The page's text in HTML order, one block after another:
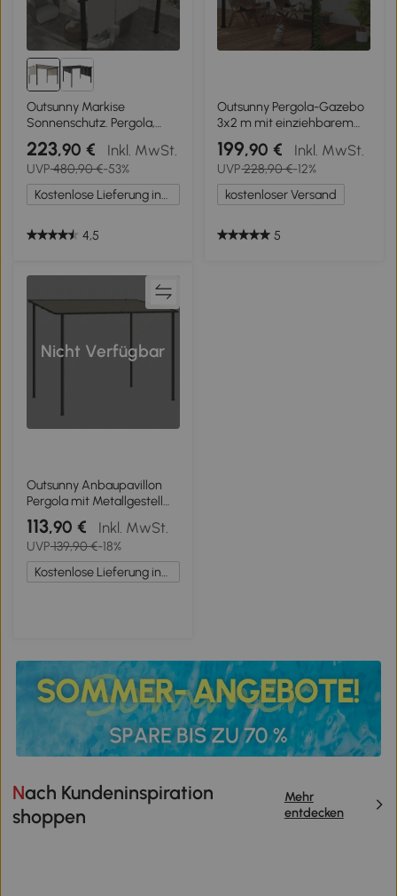
Outsunny Markise
Sonnenschutz. Pergola,
wetterbeständig, inkl.
Befestigungsmaterial, 3 x
3,5 m, Beige
223,90 € Inkl. MwSt.
UVP480,90 €-53%
Kostenlose Lieferung innerhalb Deutschlands
4,5
Outsunny Pergola-Gazebo
3x2 m mit einziehbarem
Dach und Ablauflöchern
aus Stahl und Polyester,
Creme
199,90 € Inkl. MwSt.
UVP228,90 €-12%
kostenloser Versand
5
Nicht Verfügbar
Outsunny Anbaupavillon
Pergola mit Metallgestell
Dach, wetterfest
wandmontiert Pavillon
Vordach, 3 x 1,8 x 2,3 m
Cremeweiß
113,90 € Inkl. MwSt.
UVP139,90 €-18%
Kostenlose Lieferung innerhalb Deutschlands
Nach Kundeninspiration
shoppen
Mehr
entdecken